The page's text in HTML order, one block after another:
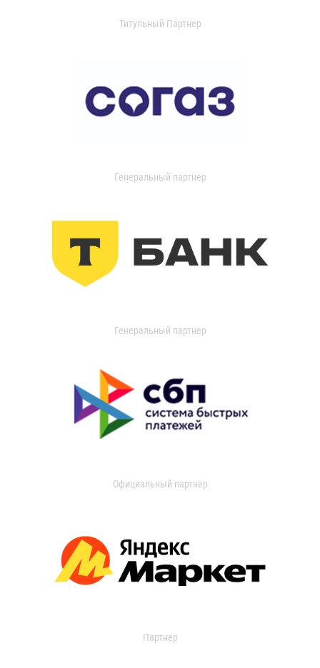
Титульный Партнер
Генеральный партнер
Генеральный партнер
Официальный партнер
Партнер